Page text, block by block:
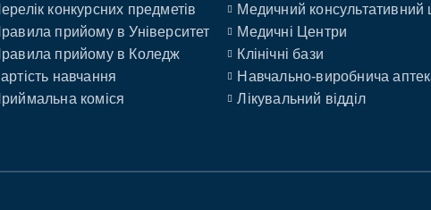
конкурсних предметів
прийому в Університет
прийому в Коледж
навчання
коміся
Медичний консультативний
Медичні Центри
Клінічні бази
Навчально-виробнича
Лікувальний відділ